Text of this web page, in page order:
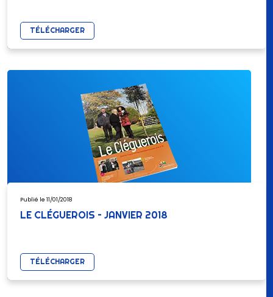
TÉLÉCHARGER
Publié le 11/01/2018
LE CLÉGUEROIS – JANVIER 2018
TÉLÉCHARGER